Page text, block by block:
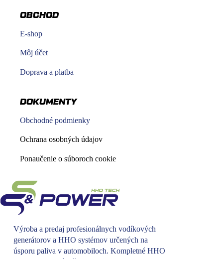
OBCHOD
E-shop
Môj účet
Doprava a platba
DOKUMENTY
Obchodné podmienky
Ochrana osobných údajov
Ponaučenie o súboroch cookie
Výroba a predaj profesionálnych vodíkových
generátorov a HHO systémov určených na
úsporu paliva v automobiloch. Kompletné HHO